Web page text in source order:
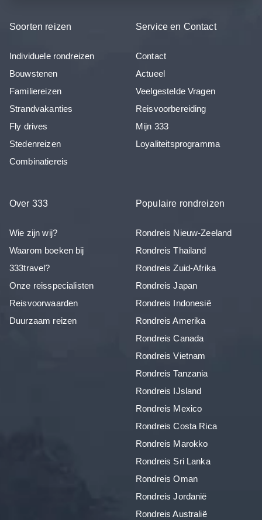
Soorten reizen
Individuele rondreizen
Bouwstenen
Familiereizen
Strandvakanties
Fly drives
Stedenreizen
Combinatiereis
Service en Contact
Contact
Actueel
Veelgestelde Vragen
Reisvoorbereiding
Mijn 333
Loyaliteitsprogramma
Over 333
Wie zijn wij?
Waarom boeken bij
333travel?
Onze reisspecialisten
Reisvoorwaarden
Duurzaam reizen
Populaire rondreizen
Rondreis Nieuw-Zeeland
Rondreis Thailand
Rondreis Zuid-Afrika
Rondreis Japan
Rondreis Indonesië
Rondreis Amerika
Rondreis Canada
Rondreis Vietnam
Rondreis Tanzania
Rondreis IJsland
Rondreis Mexico
Rondreis Costa Rica
Rondreis Marokko
Rondreis Sri Lanka
Rondreis Oman
Rondreis Jordanië
Rondreis Australië